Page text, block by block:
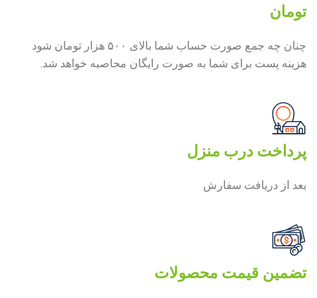
تومان
چنان چه جمع صورت حساب شما بالای ۵۰۰ هزار تومان شود
هزینه پست برای شما به صورت رایگان محاصبه خواهد شد.
پرداخت درب منزل
بعد از دریافت سفارش
تضمین قیمت محصولات